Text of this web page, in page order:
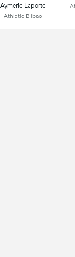
Aymeric Laporte
Athletic Bilbao